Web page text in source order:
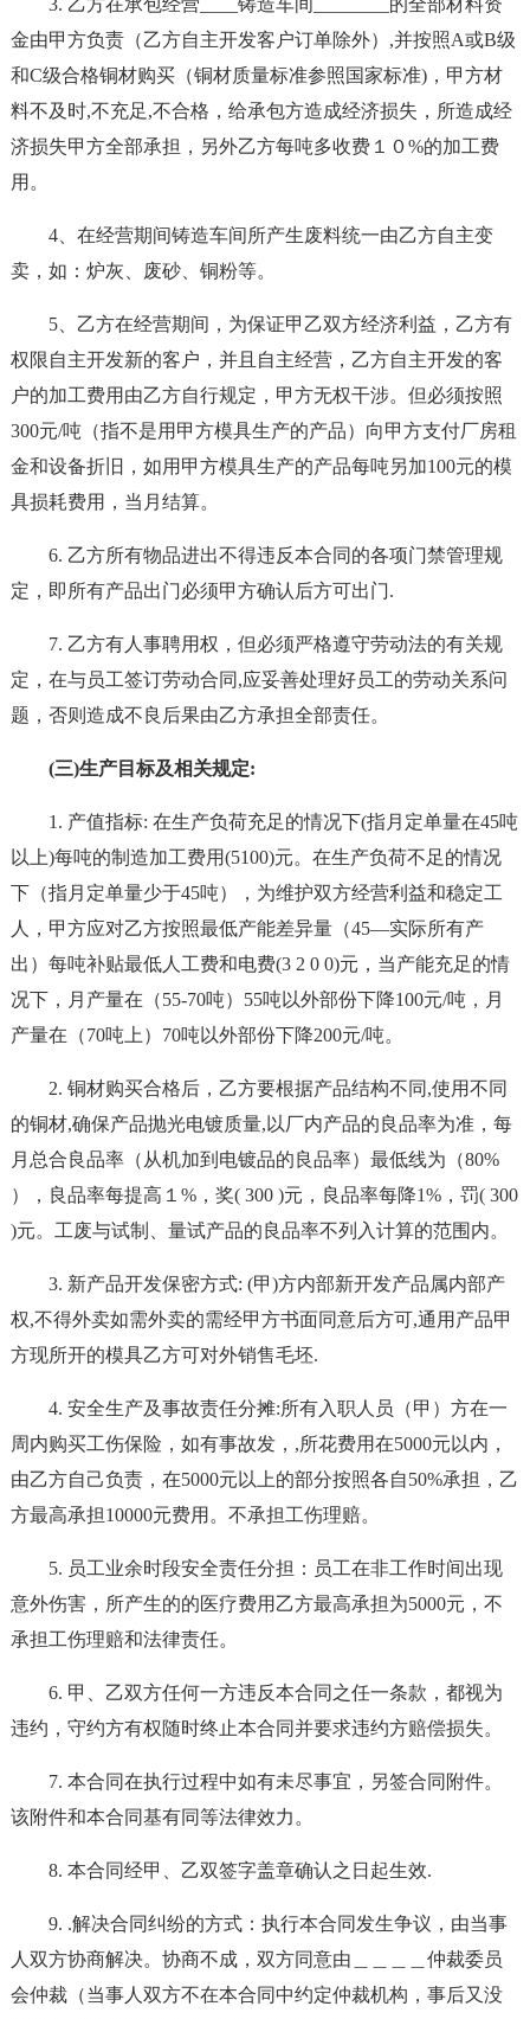
3. 乙方在承包经营____铸造车间________的全部材料资
金由甲方负责（乙方自主开发客户订单除外）,并按照A或B级
和C级合格铜材购买（铜材质量标准参照国家标准)，甲方材
料不及时,不充足,不合格，给承包方造成经济损失，所造成经
济损失甲方全部承担，另外乙方每吨多收费１０%的加工费
用。
4、在经营期间铸造车间所产生废料统一由乙方自主变
卖，如：炉灰、废砂、铜粉等。
5、乙方在经营期间，为保证甲乙双方经济利益，乙方有
权限自主开发新的客户，并且自主经营，乙方自主开发的客
户的加工费用由乙方自行规定，甲方无权干涉。但必须按照
300元/吨（指不是用甲方模具生产的产品）向甲方支付厂房租
金和设备折旧，如用甲方模具生产的产品每吨另加100元的模
具损耗费用，当月结算。
6. 乙方所有物品进出不得违反本合同的各项门禁管理规
定，即所有产品出门必须甲方确认后方可出门.
7. 乙方有人事聘用权，但必须严格遵守劳动法的有关规
定，在与员工签订劳动合同,应妥善处理好员工的劳动关系问
题，否则造成不良后果由乙方承担全部责任。
(三)生产目标及相关规定:
1. 产值指标: 在生产负荷充足的情况下(指月定单量在45吨
以上)每吨的制造加工费用(5100)元。在生产负荷不足的情况
下（指月定单量少于45吨），为维护双方经营利益和稳定工
人，甲方应对乙方按照最低产能差异量（45—实际所有产
出）每吨补贴最低人工费和电费(3 2 0 0)元，当产能充足的情
况下，月产量在（55-70吨）55吨以外部份下降100元/吨，月
产量在（70吨上）70吨以外部份下降200元/吨。
2. 铜材购买合格后，乙方要根据产品结构不同,使用不同
的铜材,确保产品抛光电镀质量,以厂内产品的良品率为准，每
月总合良品率（从机加到电镀品的良品率）最低线为（80%
），良品率每提高１%，奖( 300 )元，良品率每降1%，罚( 300
)元。工废与试制、量试产品的良品率不列入计算的范围内。
3. 新产品开发保密方式: (甲)方内部新开发产品属内部产
权,不得外卖如需外卖的需经甲方书面同意后方可,通用产品甲
方现所开的模具乙方可对外销售毛坯.
4. 安全生产及事故责任分摊:所有入职人员（甲）方在一
周内购买工伤保险，如有事故发，,所花费用在5000元以内，
由乙方自己负责，在5000元以上的部分按照各自50%承担，乙
方最高承担10000元费用。不承担工伤理赔。
5. 员工业余时段安全责任分担：员工在非工作时间出现
意外伤害，所产生的的医疗费用乙方最高承担为5000元，不
承担工伤理赔和法律责任。
6. 甲、乙双方任何一方违反本合同之任一条款，都视为
违约，守约方有权随时终止本合同并要求违约方赔偿损失。
7. 本合同在执行过程中如有未尽事宜，另签合同附件。
该附件和本合同基有同等法律效力。
8. 本合同经甲、乙双签字盖章确认之日起生效.
9. .解决合同纠纷的方式：执行本合同发生争议，由当事
人双方协商解决。协商不成，双方同意由＿＿＿＿仲裁委员
会仲裁（当事人双方不在本合同中约定仲裁机构，事后又没